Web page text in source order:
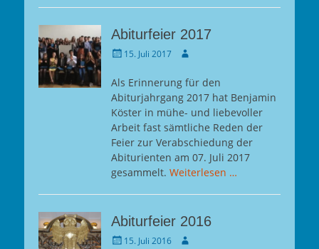
Abiturfeier 2017
Gepostet
15. Juli 2017 Autor
Als Erinnerung für den
Abiturjahrgang 2017 hat Benjamin
Köster in mühe- und liebevoller
Arbeit fast sämtliche Reden der
Feier zur Verabschiedung der
Abiturienten am 07. Juli 2017
gesammelt. Weiterlesen …
Abiturfeier 2016
Gepostet
15. Juli 2016 Autor